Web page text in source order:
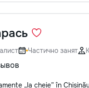
Частично занят
„la cheie” în